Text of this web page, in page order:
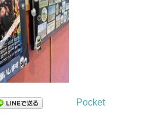
Pocket